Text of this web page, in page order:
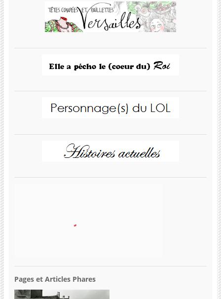
Pages et Articles Phares